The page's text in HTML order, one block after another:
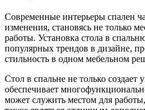
Современные интерьеры спален
изменения, становясь не только
работы. Установка стола в
популярных трендов в дизайне,
стильность в одном мебельном
Стол в спальне не только
обеспечивает
может служить местом для